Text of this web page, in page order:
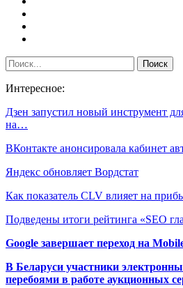
Интересное:
Дзен запустил новый инструмент
на…
ВКонтакте анонсировала кабинет
Яндекс обновляет Вордстат
Как показатель CLV влияет на
Подведены итоги рейтинга «SEO
Google завершает переход на
В Беларуси участники
перебоями в работе аукционных